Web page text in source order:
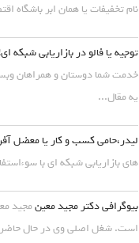
نام تخفیفات یا همان ابر باشگاه
توجیه یا فالو در بازاریابی
خدمت شما دوستان و همراهان
یه مقال...
لیدر،حامی کسب و کار یا معضل
های بازاریابی شبکه ای با
بیوگرافی دکتر مجید معین
است. شغل اصلی وی در حال